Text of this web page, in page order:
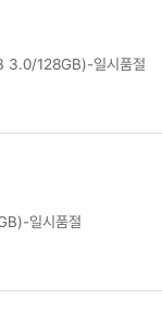
3.0/128GB)-일시품절
일시품절